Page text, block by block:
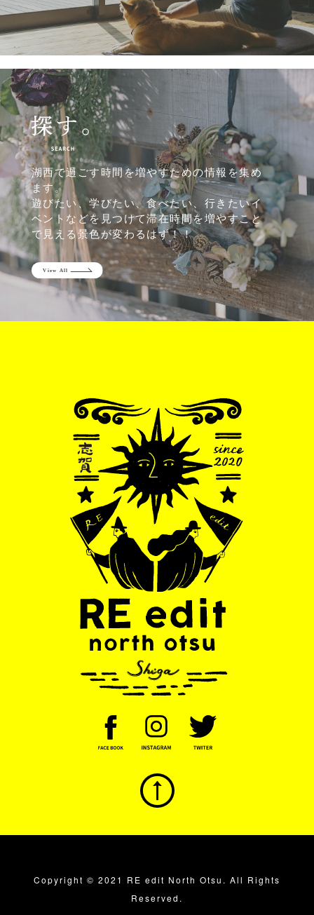
湖西で過ごす時間を増やすための情報を集め
ます。
遊びたい、学びたい、食べたい、行きたいイ
ベントなどを見つけて滞在時間を増やすこと
で見える景色が変わるはず！！
Copyright © 2021 RE edit North Otsu. All Rights
Reserved.